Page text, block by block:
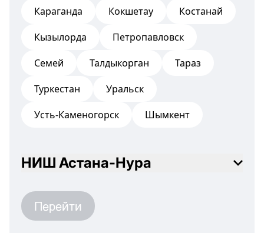
Караганда
Кокшетау
Костанай
Кызылорда
Петропавловск
Семей
Талдыкорган
Тараз
Туркестан
Уральск
Усть-Каменогорск
Шымкент
НИШ Астана-Нура
Перейти